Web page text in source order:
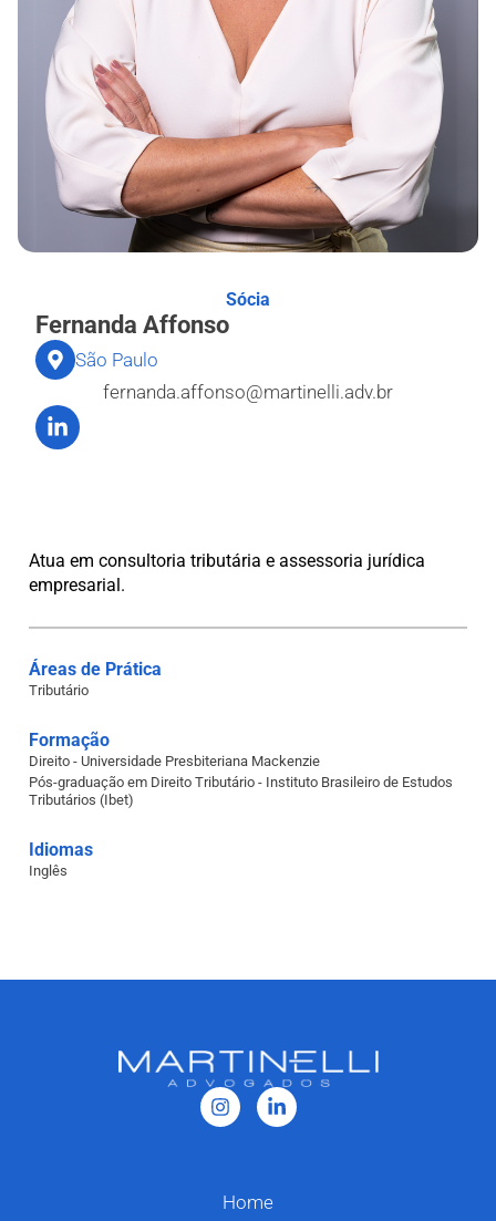
Sócia
Fernanda Affonso
São Paulo
fernanda.affonso@martinelli.adv.br
Atua em consultoria tributária e assessoria jurídica
empresarial.
Áreas de Prática
Tributário
Formação
Direito - Universidade Presbiteriana Mackenzie
Pós-graduação em Direito Tributário - Instituto Brasileiro de Estudos
Tributários (Ibet) ​
Idiomas
Inglês
Home